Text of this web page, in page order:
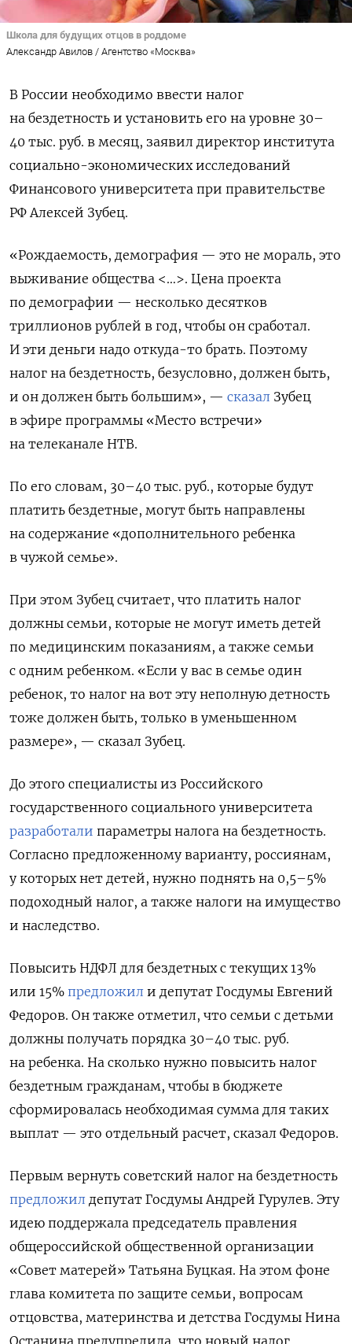
Школа для будущих отцов в роддоме
Александр Авилов / Агентство «Москва»
В России необходимо ввести налог
на бездетность и установить его на уровне 30–
40 тыс. руб. в месяц, заявил директор института
социально-экономических исследований
Финансового университета при правительстве
РФ Алексей Зубец.
«Рождаемость, демография — это не мораль, это
выживание общества <…>. Цена проекта
по демографии — несколько десятков
триллионов рублей в год, чтобы он сработал.
И эти деньги надо откуда-то брать. Поэтому
налог на бездетность, безусловно, должен быть,
и он должен быть большим», — сказал Зубец
в эфире программы «Место встречи»
на телеканале НТВ.
По его словам, 30–40 тыс. руб., которые будут
платить бездетные, могут быть направлены
на содержание «дополнительного ребенка
в чужой семье».
При этом Зубец считает, что платить налог
должны семьи, которые не могут иметь детей
по медицинским показаниям, а также семьи
с одним ребенком. «Если у вас в семье один
ребенок, то налог на вот эту неполную детность
тоже должен быть, только в уменьшенном
размере», — сказал Зубец.
До этого специалисты из Российского
государственного социального университета
разработали параметры налога на бездетность.
Согласно предложенному варианту, россиянам,
у которых нет детей, нужно поднять на 0,5–5%
подоходный налог, а также налоги на имущество
и наследство.
Повысить НДФЛ для бездетных с текущих 13%
или 15% предложил и депутат Госдумы Евгений
Федоров. Он также отметил, что семьи с детьми
должны получать порядка 30–40 тыс. руб.
на ребенка. На сколько нужно повысить налог
бездетным гражданам, чтобы в бюджете
сформировалась необходимая сумма для таких
выплат — это отдельный расчет, сказал Федоров.
Первым вернуть советский налог на бездетность
предложил депутат Госдумы Андрей Гурулев. Эту
идею поддержала председатель правления
общероссийской общественной организации
«Совет матерей» Татьяна Буцкая. На этом фоне
глава комитета по защите семьи, вопросам
отцовства, материнства и детства Госдумы Нина
Останина предупредила, что новый налог